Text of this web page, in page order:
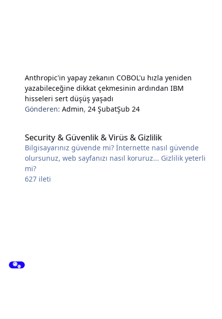
Anthropic'in yapay zekanın COBOL'u hızla yeniden
yazabileceğine dikkat çekmesinin ardından IBM
hisseleri sert düşüş yaşadı
Gönderen:Admin, 24 ŞubatŞub 24
Security & Güvenlik & Virüs & Gizlilik
Bilgisayarınız güvende mi? İnternette nasıl güvende
olursunuz, web sayfanızı nasıl koruruz... Gizlilik yeterli
mi?
627 ileti